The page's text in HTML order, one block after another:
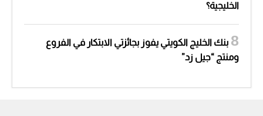
الخليجية؟
بنك الخليج الكويتي يفوز بجائزتي الابتكار في الفروع
ومنتج “جيل زد”